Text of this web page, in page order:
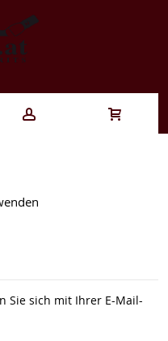
Sie sich mit Ihrer E-Mail-